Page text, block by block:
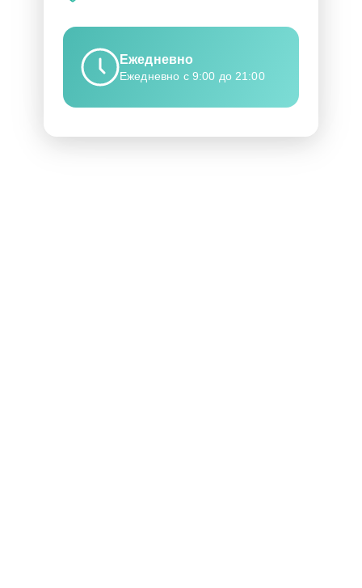
Ежедневно
Ежедневно с 9:00 до 21:00